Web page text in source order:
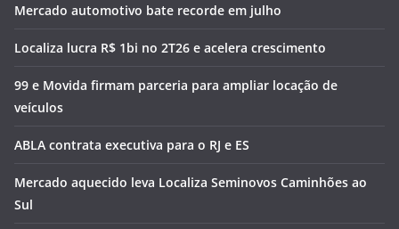
Mercado automotivo bate recorde em julho
Localiza lucra R$ 1bi no 2T26 e acelera crescimento
99 e Movida firmam parceria para ampliar locação de
veículos
ABLA contrata executiva para o RJ e ES
Mercado aquecido leva Localiza Seminovos Caminhões ao
Sul